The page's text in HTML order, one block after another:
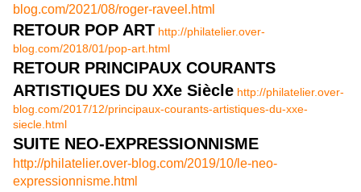
blog.com/2021/08/roger-raveel.html
RETOUR POP ART http://philatelier.over-
blog.com/2018/01/pop-art.html
RETOUR PRINCIPAUX COURANTS
ARTISTIQUES DU XXe Siècle http://philatelier.over-
blog.com/2017/12/principaux-courants-artistiques-du-xxe-
siecle.html
SUITE NEO-EXPRESSIONNISME
http://philatelier.over-blog.com/2019/10/le-neo-
expressionnisme.html